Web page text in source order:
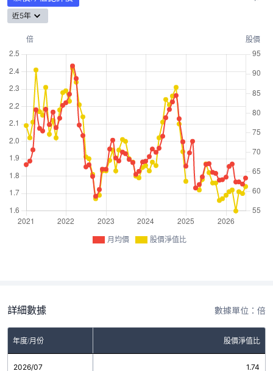
近5年
月均價 股價淨值比
詳細數據 數據單位：倍
年度/月份 股價淨值比
2026/07 1.74